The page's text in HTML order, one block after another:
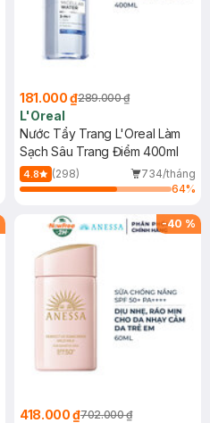
181.000 ₫289.000 ₫
L'Oreal
Nước Tẩy Trang L'Oreal Làm
Sạch Sâu Trang Điểm 400ml
4.8 (298)
734/tháng
64%
-40 %
418.000 ₫702.000 ₫